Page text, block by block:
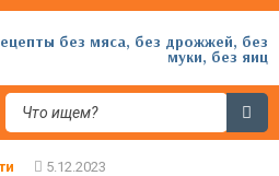
без мяса, без дрожжей, без
муки, без яиц